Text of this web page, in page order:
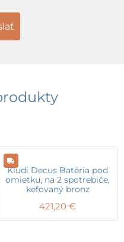
Kludi Decus Batéria pod
omietku, na 2 spotrebiče,
kefovaný bronz
421,20 €